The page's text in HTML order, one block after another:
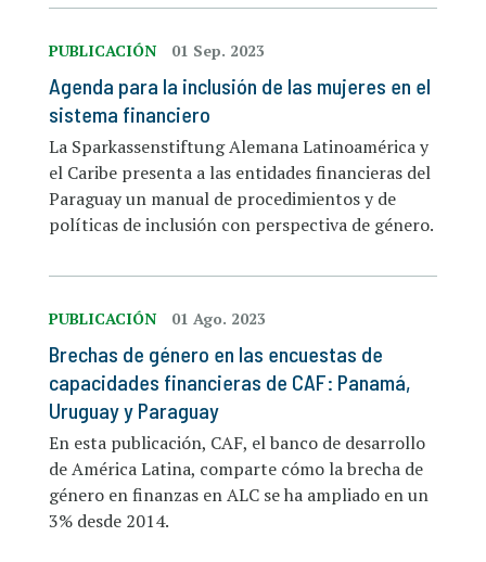
PUBLICACIÓN 01 Sep. 2023
Agenda para la inclusión de las mujeres en el
sistema financiero
La Sparkassenstiftung Alemana Latinoamérica y
el Caribe presenta a las entidades financieras del
Paraguay un manual de procedimientos y de
políticas de inclusión con perspectiva de género.
PUBLICACIÓN 01 Ago. 2023
Brechas de género en las encuestas de
capacidades financieras de CAF: Panamá,
Uruguay y Paraguay
En esta publicación, CAF, el banco de desarrollo
de América Latina, comparte cómo la brecha de
género en finanzas en ALC se ha ampliado en un
3% desde 2014.